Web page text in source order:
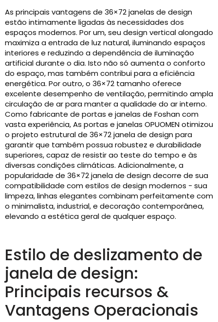
As principais vantagens de 36×72 janelas de design
estão intimamente ligadas às necessidades dos
espaços modernos. Por um, seu design vertical alongado
maximiza a entrada de luz natural, iluminando espaços
interiores e reduzindo a dependência de iluminação
artificial durante o dia. Isto não só aumenta o conforto
do espaço, mas também contribui para a eficiência
energética. Por outro, o 36×72 tamanho oferece
excelente desempenho de ventilação, permitindo ampla
circulação de ar para manter a qualidade do ar interno.
Como fabricante de portas e janelas de Foshan com
vasta experiência, As portas e janelas OPUOMEN otimizou
o projeto estrutural de 36×72 janela de design para
garantir que também possua robustez e durabilidade
superiores, capaz de resistir ao teste do tempo e às
diversas condições climáticas. Adicionalmente, a
popularidade de 36×72 janela de design decorre de sua
compatibilidade com estilos de design modernos - sua
limpeza, linhas elegantes combinam perfeitamente com
o minimalista, industrial, e decoração contemporânea,
elevando a estética geral de qualquer espaço.
Estilo de deslizamento de
janela de design:
Principais recursos &
Vantagens Operacionais